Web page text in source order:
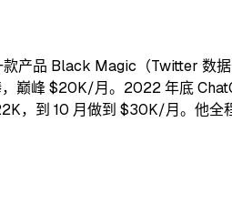
产品 Black Magic（Twitter 数
巅峰 $20K/月。2022 年底
，到 10 月做到 $30K/月。他全